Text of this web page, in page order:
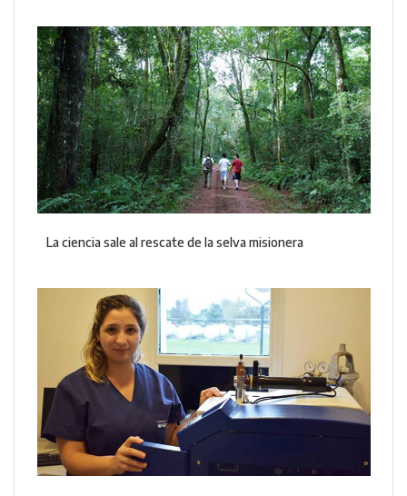
La ciencia sale al rescate de la selva misionera